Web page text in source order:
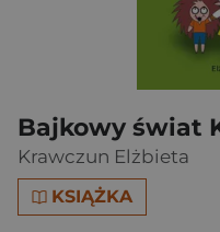
Bajkowy świat
Krawczun Elżbieta
KSIĄŻKA